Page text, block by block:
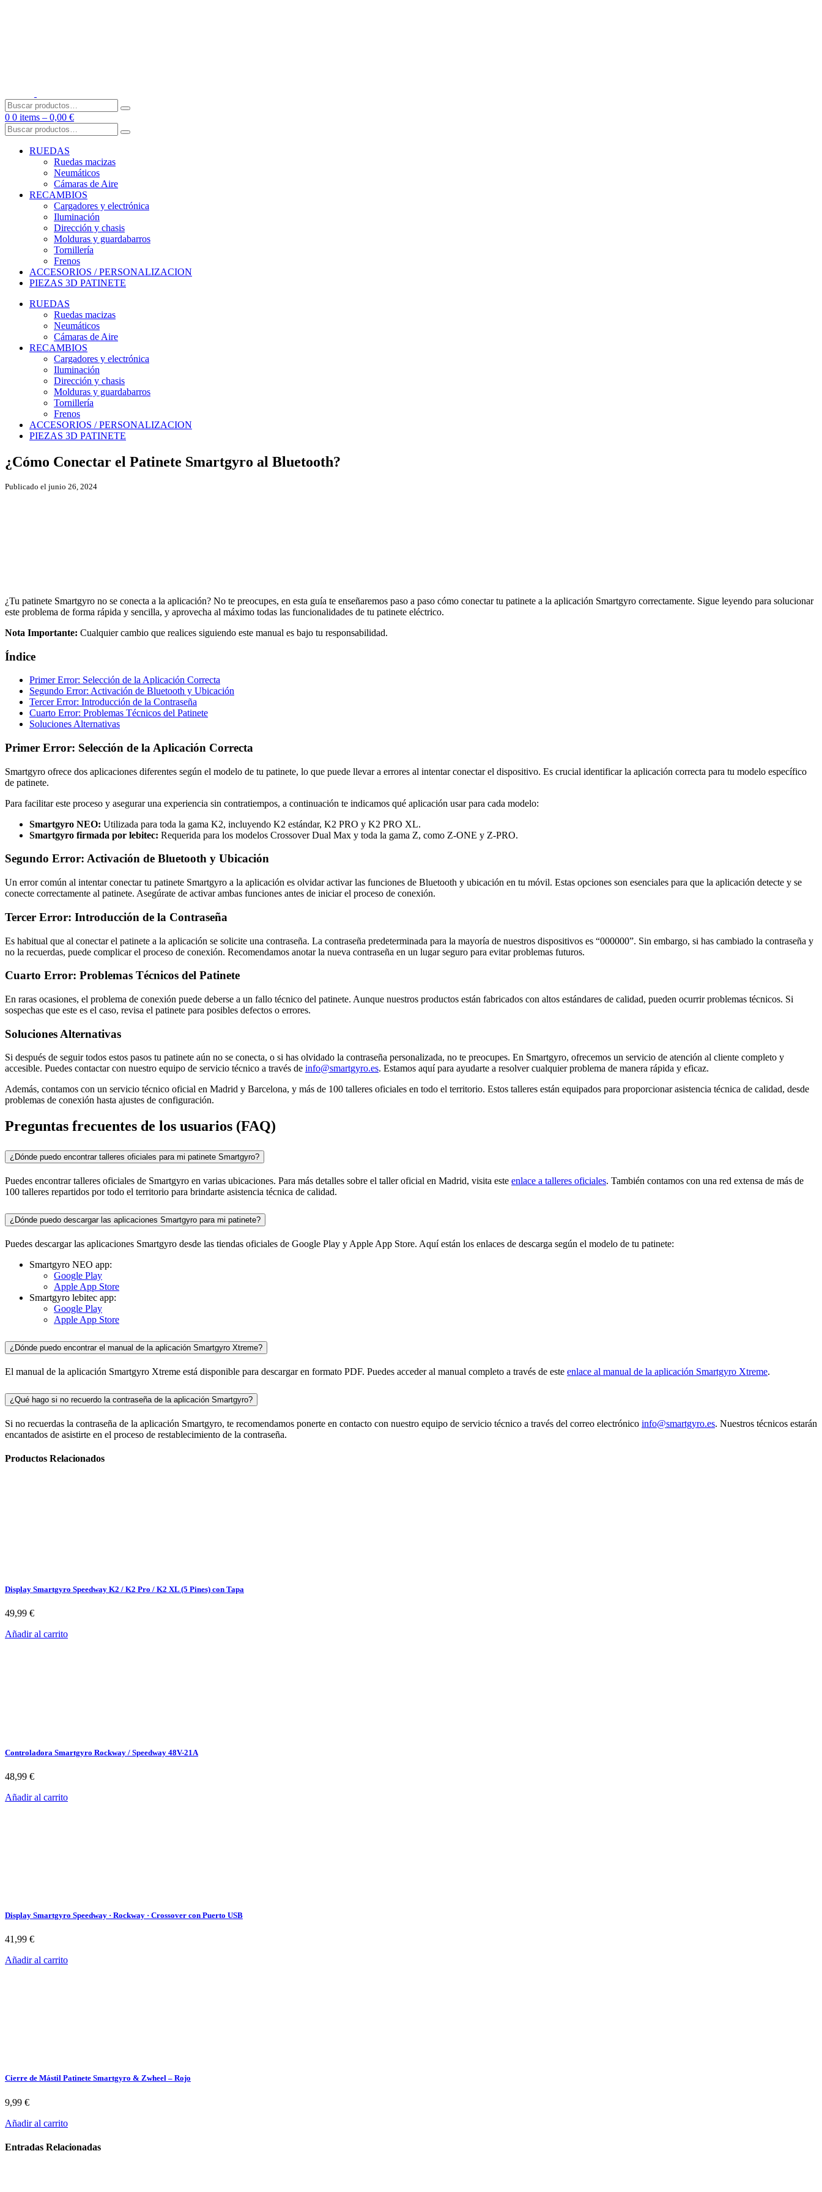
Buscar
por:
0 0 items – 0,00 €
Buscar
por:
RUEDAS
Ruedas macizas
Neumáticos
Cámaras de Aire
RECAMBIOS
Cargadores y electrónica
Iluminación
Dirección y chasis
Molduras y guardabarros
Tornillería
Frenos
ACCESORIOS / PERSONALIZACION
PIEZAS 3D PATINETE
RUEDAS
Ruedas macizas
Neumáticos
Cámaras de Aire
RECAMBIOS
Cargadores y electrónica
Iluminación
Dirección y chasis
Molduras y guardabarros
Tornillería
Frenos
ACCESORIOS / PERSONALIZACION
PIEZAS 3D PATINETE
¿Cómo Conectar el Patinete Smartgyro al Bluetooth?
Publicado el junio 26, 2024
¿Tu patinete Smartgyro no se conecta a la aplicación? No te preocupes, en esta guía te enseñaremos paso a paso cómo conectar tu patinete a la aplicación Smartgyro correctamente. Sigue leyendo para solucionar
este problema de forma rápida y sencilla, y aprovecha al máximo todas las funcionalidades de tu patinete eléctrico.
Nota Importante: Cualquier cambio que realices siguiendo este manual es bajo tu responsabilidad.
Índice
Primer Error: Selección de la Aplicación Correcta
Segundo Error: Activación de Bluetooth y Ubicación
Tercer Error: Introducción de la Contraseña
Cuarto Error: Problemas Técnicos del Patinete
Soluciones Alternativas
Primer Error: Selección de la Aplicación Correcta
Smartgyro ofrece dos aplicaciones diferentes según el modelo de tu patinete, lo que puede llevar a errores al intentar conectar el dispositivo. Es crucial identificar la aplicación correcta para tu modelo específico
de patinete.
Para facilitar este proceso y asegurar una experiencia sin contratiempos, a continuación te indicamos qué aplicación usar para cada modelo:
Smartgyro NEO: Utilizada para toda la gama K2, incluyendo K2 estándar, K2 PRO y K2 PRO XL.
Smartgyro firmada por lebitec: Requerida para los modelos Crossover Dual Max y toda la gama Z, como Z-ONE y Z-PRO.
Segundo Error: Activación de Bluetooth y Ubicación
Un error común al intentar conectar tu patinete Smartgyro a la aplicación es olvidar activar las funciones de Bluetooth y ubicación en tu móvil. Estas opciones son esenciales para que la aplicación detecte y se
conecte correctamente al patinete. Asegúrate de activar ambas funciones antes de iniciar el proceso de conexión.
Tercer Error: Introducción de la Contraseña
Es habitual que al conectar el patinete a la aplicación se solicite una contraseña. La contraseña predeterminada para la mayoría de nuestros dispositivos es “000000”. Sin embargo, si has cambiado la contraseña y
no la recuerdas, puede complicar el proceso de conexión. Recomendamos anotar la nueva contraseña en un lugar seguro para evitar problemas futuros.
Cuarto Error: Problemas Técnicos del Patinete
En raras ocasiones, el problema de conexión puede deberse a un fallo técnico del patinete. Aunque nuestros productos están fabricados con altos estándares de calidad, pueden ocurrir problemas técnicos. Si
sospechas que este es el caso, revisa el patinete para posibles defectos o errores.
Soluciones Alternativas
Si después de seguir todos estos pasos tu patinete aún no se conecta, o si has olvidado la contraseña personalizada, no te preocupes. En Smartgyro, ofrecemos un servicio de atención al cliente completo y
accesible. Puedes contactar con nuestro equipo de servicio técnico a través de info@smartgyro.es. Estamos aquí para ayudarte a resolver cualquier problema de manera rápida y eficaz.
Además, contamos con un servicio técnico oficial en Madrid y Barcelona, y más de 100 talleres oficiales en todo el territorio. Estos talleres están equipados para proporcionar asistencia técnica de calidad, desde
problemas de conexión hasta ajustes de configuración.
Preguntas frecuentes de los usuarios (FAQ)
¿Dónde puedo encontrar talleres oficiales para mi patinete Smartgyro?
Puedes encontrar talleres oficiales de Smartgyro en varias ubicaciones. Para más detalles sobre el taller oficial en Madrid, visita este enlace a talleres oficiales. También contamos con una red extensa de más de
100 talleres repartidos por todo el territorio para brindarte asistencia técnica de calidad.
¿Dónde puedo descargar las aplicaciones Smartgyro para mi patinete?
Puedes descargar las aplicaciones Smartgyro desde las tiendas oficiales de Google Play y Apple App Store. Aquí están los enlaces de descarga según el modelo de tu patinete:
Smartgyro NEO app:
Google Play
Apple App Store
Smartgyro lebitec app:
Google Play
Apple App Store
¿Dónde puedo encontrar el manual de la aplicación Smartgyro Xtreme?
El manual de la aplicación Smartgyro Xtreme está disponible para descargar en formato PDF. Puedes acceder al manual completo a través de este enlace al manual de la aplicación Smartgyro Xtreme.
¿Qué hago si no recuerdo la contraseña de la aplicación Smartgyro?
Si no recuerdas la contraseña de la aplicación Smartgyro, te recomendamos ponerte en contacto con nuestro equipo de servicio técnico a través del correo electrónico info@smartgyro.es. Nuestros técnicos estarán
encantados de asistirte en el proceso de restablecimiento de la contraseña.
Productos Relacionados
Display Smartgyro Speedway K2 / K2 Pro / K2 XL (5 Pines) con Tapa
49,99 €
Añadir al carrito
Controladora Smartgyro Rockway / Speedway 48V-21A
48,99 €
Añadir al carrito
Display Smartgyro Speedway · Rockway · Crossover con Puerto USB
41,99 €
Añadir al carrito
Cierre de Mástil Patinete Smartgyro & Zwheel – Rojo
9,99 €
Añadir al carrito
Entradas Relacionadas